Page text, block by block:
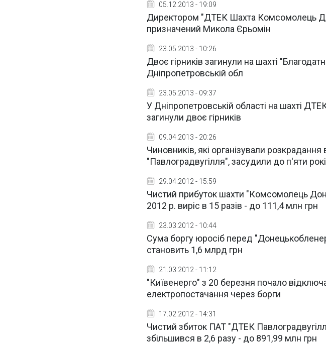
05.12.2013 - 19:09
Директором "ДТЕК Шахта Комсомолець
призначений Микола Єрьомін
23.05.2013 - 10:26
Двоє гірників загинули на шахті
Дніпропетровській обл
23.05.2013 - 09:37
У Дніпропетровській області на шахті
загинули двоє гірників
09.04.2013 - 20:26
Чиновників, які організували розкрадання
"Павлоградвугілля", засудили до п'яти
29.04.2012 - 15:59
Чистий прибуток шахти "Комсомолець
2012 р. виріс в 15 разів - до 111,4 млн грн
23.03.2012 - 10:44
Сума боргу юросіб перед
становить 1,6 млрд грн
21.03.2012 - 11:12
"Київенерго" з 20 березня почало
електропостачання через борги
17.02.2012 - 14:31
Чистий збиток ПАТ "ДТЕК
збільшився в 2,6 разу - до 891,99 млн грн